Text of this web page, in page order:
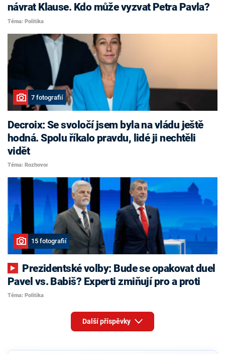
návrat Klause. Kdo může vyzvat Petra Pavla?
Téma: Politika
7 fotografií
Decroix: Se svoločí jsem byla na vládu ještě
hodná. Spolu říkalo pravdu, lidé ji nechtěli
vidět
Téma: Rozhovor
15 fotografií
Pavel vs. Babiš? Experti zmiňují pro a proti
Téma: Politika
Další příspěvky